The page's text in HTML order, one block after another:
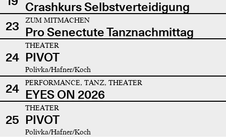
Crashkurs Selbstverteidigung
23
ZUM MITMACHEN
Pro Senectute Tanznachmittag
24
THEATER
PIVOT
Polivka/Hafner/Koch
24 PERFORMANCE, TANZ, THEATER
EYES ON 2026
25
THEATER
PIVOT
Polivka/Hafner/Koch